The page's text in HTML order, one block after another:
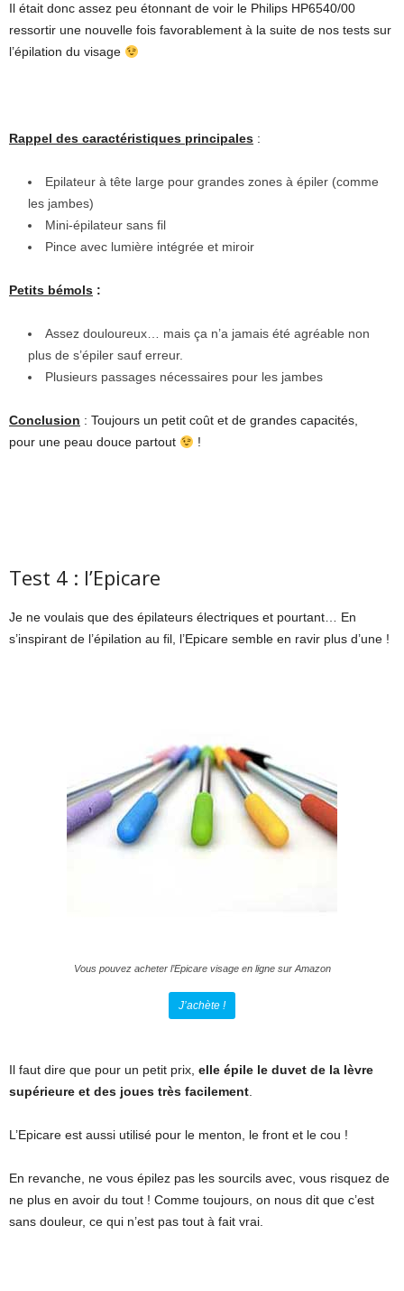
Il était donc assez peu étonnant de voir le Philips HP6540/00
ressortir une nouvelle fois favorablement à la suite de nos tests sur
l’épilation du visage
Rappel des caractéristiques principales :
Epilateur à tête large pour grandes zones à épiler (comme
les jambes)
Mini-épilateur sans fil
Pince avec lumière intégrée et miroir
Petits bémols :
Assez douloureux… mais ça n’a jamais été agréable non
plus de s’épiler sauf erreur.
Plusieurs passages nécessaires pour les jambes
Conclusion : Toujours un petit coût et de grandes capacités,
pour une peau douce partout
!
Test 4 : l’Epicare
Je ne voulais que des épilateurs électriques et pourtant… En
s’inspirant de l’épilation au fil, l’Epicare semble en ravir plus d’une !
Vous pouvez acheter l’Epicare visage en ligne sur Amazon
J’achète !
Il faut dire que pour un petit prix, elle épile le duvet de la lèvre
supérieure et des joues très facilement.
L’Epicare est aussi utilisé pour le menton, le front et le cou !
En revanche, ne vous épilez pas les sourcils avec, vous risquez de
ne plus en avoir du tout ! Comme toujours, on nous dit que c’est
sans douleur, ce qui n’est pas tout à fait vrai.